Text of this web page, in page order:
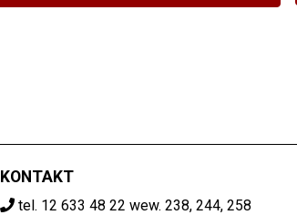
KONTAKT
tel. 12 633 48 22 wew. 238, 244, 258